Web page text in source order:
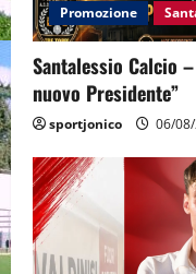
Promozione
Santalessio Calcio
nuovo Presidente”
sportjonico 06/